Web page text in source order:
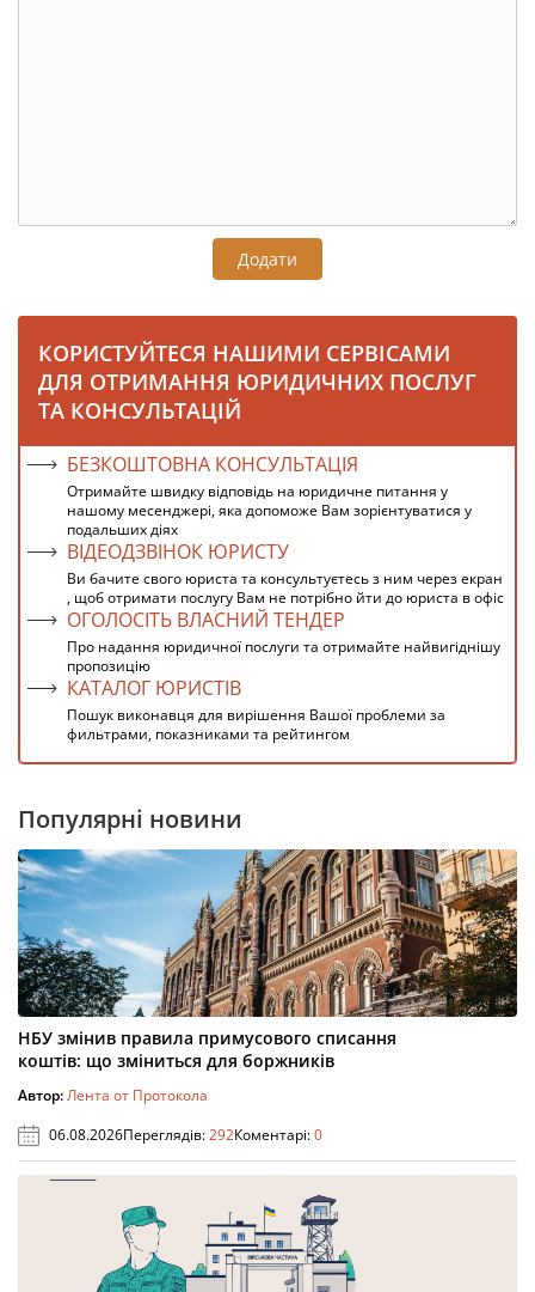
Додати
КОРИСТУЙТЕСЯ НАШИМИ СЕРВІСАМИ
ДЛЯ ОТРИМАННЯ ЮРИДИЧНИХ ПОСЛУГ
ТА КОНСУЛЬТАЦІЙ
БЕЗКОШТОВНА КОНСУЛЬТАЦІЯ
Отримайте швидку відповідь на юридичне питання у
нашому месенджері, яка допоможе Вам зорієнтуватися у
подальших діях
ВІДЕОДЗВІНОК ЮРИСТУ
Ви бачите свого юриста та консультуєтесь з ним через екран
, щоб отримати послугу Вам не потрібно йти до юриста в офіс
ОГОЛОСІТЬ ВЛАСНИЙ ТЕНДЕР
Про надання юридичної послуги та отримайте найвигіднішу
пропозицію
КАТАЛОГ ЮРИСТІВ
Пошук виконавця для вирішення Вашої проблеми за
фильтрами, показниками та рейтингом
Популярні новини
НБУ змінив правила примусового списання
коштів: що зміниться для боржників
Автор:Лента от Протокола
06.08.2026Переглядів:292Коментарі:0